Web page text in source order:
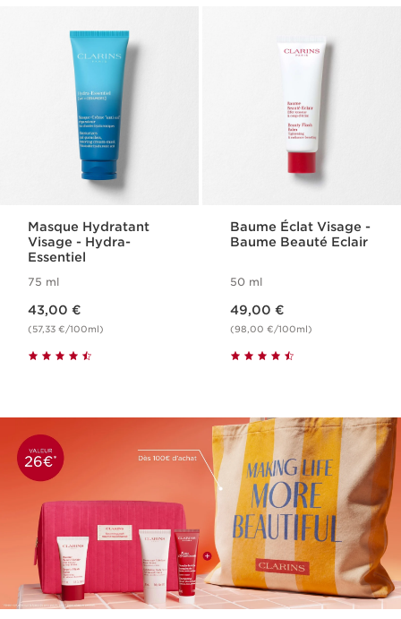
Masque Hydratant
Visage​ - Hydra-
Essentiel
75 ml
43,00 €
(57,33 €/100ml)
Baume Éclat Visage -
Baume Beauté Eclair
50 ml
49,00 €
(98,00 €/100ml)